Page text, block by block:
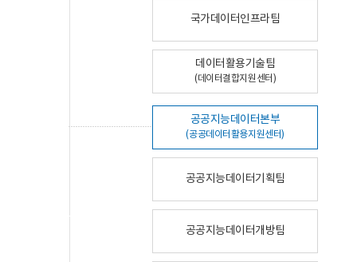
국가데이터인프라팀
데이터활용기술팀
(데이터결합지원센터)
공공지능데이터본부
(공공데이터활용지원센터)
공공지능데이터기획팀
공공지능데이터개방팀